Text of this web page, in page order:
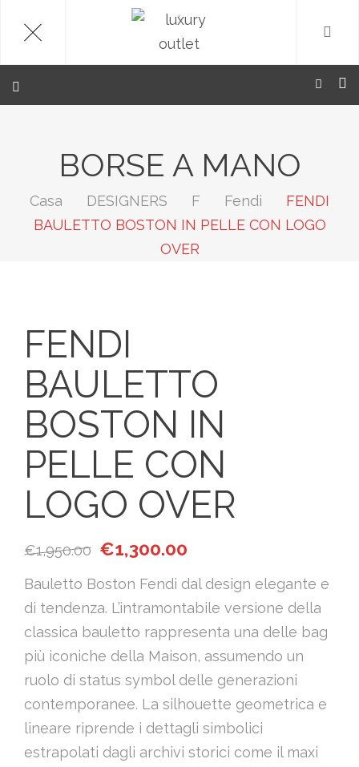
.
BORSE A MANO
Casa DESIGNERS F Fendi
FENDI
BAULETTO BOSTON IN PELLE CON LOGO
OVER
FENDI
BAULETTO
BOSTON IN
PELLE CON
LOGO OVER
€1,950.00 Il prezzo originale era: €1,950.00.
€1,300.00
Bauletto Boston Fendi dal design elegante e
di tendenza. L’intramontabile versione della
classica bauletto rappresenta una delle bag
più iconiche della Maison, assumendo un
ruolo di status symbol delle generazioni
contemporanee. La silhouette geometrica e
lineare riprende i dettagli simbolici
estrapolati dagli archivi storici come il maxi